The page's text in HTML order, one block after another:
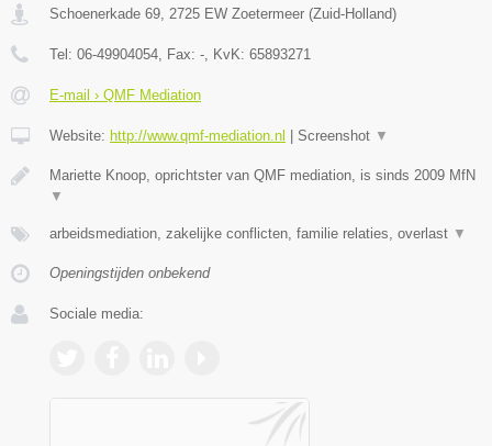
Schoenerkade 69 2725 EW Zoetermeer (Zuid-Holland)
Tel: 06-49904054 , Fax: - , KvK: 65893271
E-mail › QMF Mediation
Website: http://www.qmf-mediation.nl Screenshot ▼
Mariette Knoop, oprichtster van QMF mediation, is sinds 2009 MfN
▼
arbeidsmediation, zakelijke conflicten, familie relaties, overlast ▼
Openingstijden onbekend
Sociale media: